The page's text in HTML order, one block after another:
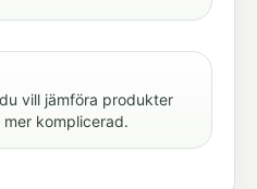
vill jämföra produkter
komplicerad.